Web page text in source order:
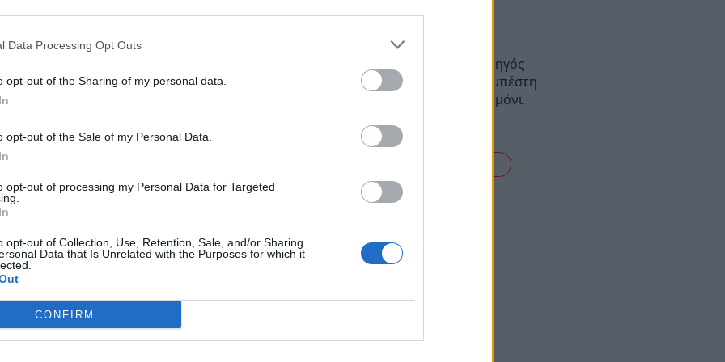
Data Processing Opt Outs
opt-out of the Sharing of my personal data.
opt-out of the Sale of my Personal Data.
opt-out of processing my Personal Data for Targeted
opt-out of Collection, Use, Retention, Sale, and/or Sharing
Data that Is Unrelated with the Purposes for which it
CONFIRM
όγκο εργασιών του. Το κοινό, σύμφωνα με
της ΑΤΕ σε Σκάλα, Σπάρτη και
Κροκεές. Η εγγύτητα άλλων
του, σύμφωνα πάντα με την
με το θέμα έκανε την ακόλουθη δήλωση:
του Αγροτικού Συνεταιρισμού Κροκεών,
αλλά και πικρίας, της τοπικής κοινωνίας
στη σειρά τόσων άλλων, που εδώ και δυο
συνθήκες ερήμωσης και
τα όσα και εμείς μέσα στη Βουλή
συνάμα το ότι αυτή η Κυβέρνηση «αντί να
λόγια αντί οι κυβερνώντες να προβούν
την κατάργηση μεγάλων Οργανισμών που
Αίγιο: Νεκρός 52χρονος οδηγός
λεωφορείου – Φέρεται να υπέστη
καρδιακό επεισόδιο στο τιμόνι